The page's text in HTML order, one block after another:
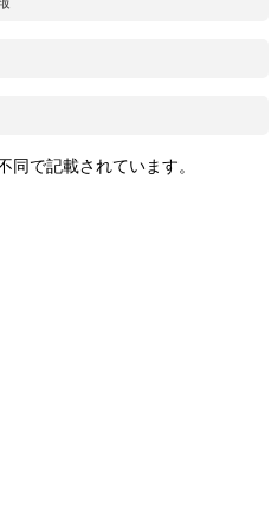
で記載されています。